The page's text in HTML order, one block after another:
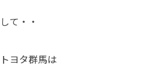
て・・
ヨタ群馬は